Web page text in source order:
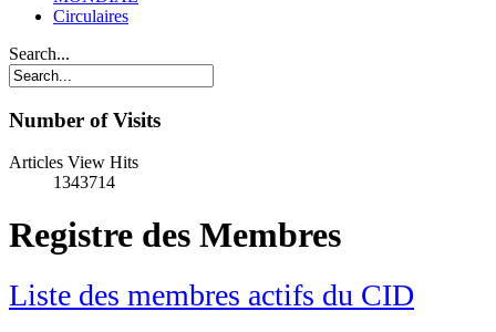
Circulaires
Search...
Number of Visits
Articles View Hits
1343714
Registre des Membres
Liste des membres actifs du CID